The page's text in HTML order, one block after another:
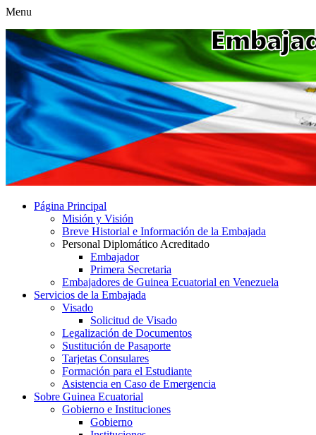
Menu
Página Principal
Misión y Visión
Breve Historial e Información de la Embajada
Personal Diplomático Acreditado
Embajador
Primera Secretaria
Embajadores de Guinea Ecuatorial en Venezuela
Servicios de la Embajada
Visado
Solicitud de Visado
Legalización de Documentos
Sustitución de Pasaporte
Tarjetas Consulares
Formación para el Estudiante
Asistencia en Caso de Emergencia
Sobre Guinea Ecuatorial
Gobierno e Instituciones
Gobierno